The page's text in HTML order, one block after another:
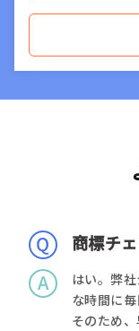
商標チ
はい。弊
な時間に毎
そのため